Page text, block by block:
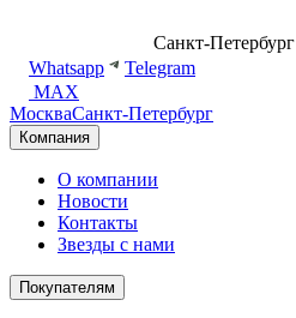
Санкт-Петербург
Whatsapp
Telegram
MAX
МоскваСанкт-Петербург
Компания
О компании
Новости
Контакты
Звезды с нами
Покупателям